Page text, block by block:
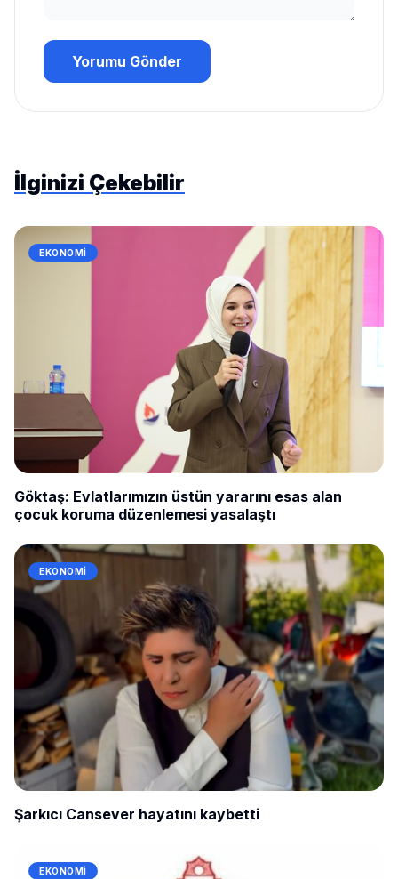
Yorumu Gönder
İlginizi Çekebilir
EKONOMI
Göktaş: Evlatlarımızın üstün yararını esas alan
çocuk koruma düzenlemesi yasalaştı
EKONOMI
Şarkıcı Cansever hayatını kaybetti
EKONOMI